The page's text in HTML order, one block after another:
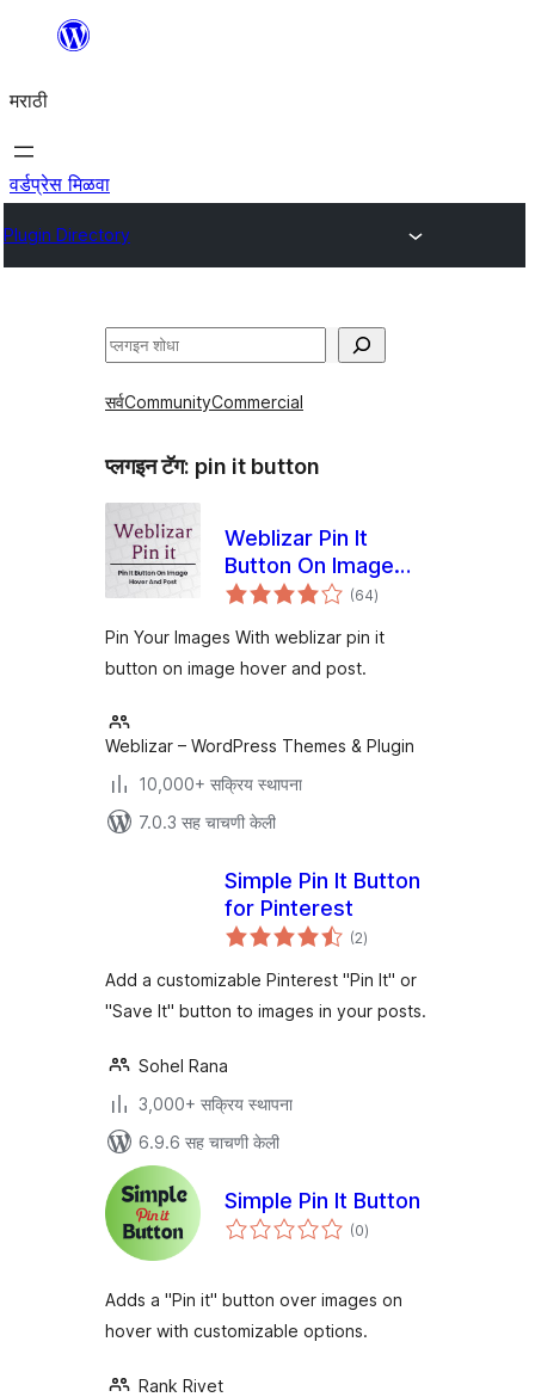
सामुग्रीवर
मराठी
वर्डप्रेस मिळवा
Plugin Directory
शोधा
सर्वCommunityCommercial
प्लगइन टॅग: pin it button
Weblizar Pin It
Button On Image
Hover And Post
(64एकूण
मूल्यांकन
)
Pin Your Images With weblizar pin it
button on image hover and post.
Weblizar – WordPress Themes & Plugin
10,000+ सक्रिय स्थापना
7.0.3 सह चाचणी केली
Simple Pin It Button
for Pinterest
(2एकूण
मूल्यांकन
)
Add a customizable Pinterest "Pin It" or
"Save It" button to images in your posts.
Sohel Rana
3,000+ सक्रिय स्थापना
6.9.6 सह चाचणी केली
Simple Pin It Button
(0एकूण
मूल्यांकन
)
Adds a "Pin it" button over images on
hover with customizable options.
Rank Rivet